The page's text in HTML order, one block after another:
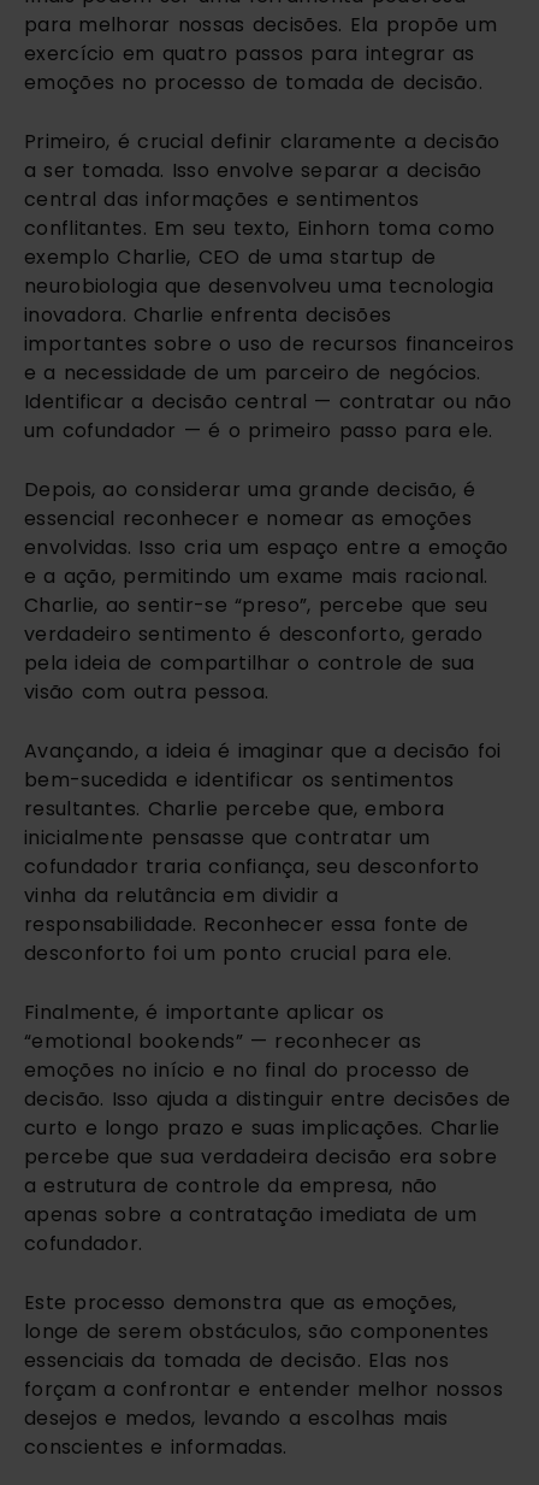
para melhorar nossas decisões. Ela propõe um
exercício em quatro passos para integrar as
emoções no processo de tomada de decisão.
Primeiro, é crucial definir claramente a decisão
a ser tomada. Isso envolve separar a decisão
central das informações e sentimentos
conflitantes. Em seu texto, Einhorn toma como
exemplo Charlie, CEO de uma startup de
neurobiologia que desenvolveu uma tecnologia
inovadora. Charlie enfrenta decisões
importantes sobre o uso de recursos financeiros
e a necessidade de um parceiro de negócios.
Identificar a decisão central — contratar ou não
um cofundador — é o primeiro passo para ele.
Depois, ao considerar uma grande decisão, é
essencial reconhecer e nomear as emoções
envolvidas. Isso cria um espaço entre a emoção
e a ação, permitindo um exame mais racional.
Charlie, ao sentir-se “preso”, percebe que seu
verdadeiro sentimento é desconforto, gerado
pela ideia de compartilhar o controle de sua
visão com outra pessoa.
Avançando, a ideia é imaginar que a decisão foi
bem-sucedida e identificar os sentimentos
resultantes. Charlie percebe que, embora
inicialmente pensasse que contratar um
cofundador traria confiança, seu desconforto
vinha da relutância em dividir a
responsabilidade. Reconhecer essa fonte de
desconforto foi um ponto crucial para ele.
Finalmente, é importante aplicar os
“emotional bookends” — reconhecer as
emoções no início e no final do processo de
decisão. Isso ajuda a distinguir entre decisões de
curto e longo prazo e suas implicações. Charlie
percebe que sua verdadeira decisão era sobre
a estrutura de controle da empresa, não
apenas sobre a contratação imediata de um
cofundador.
Este processo demonstra que as emoções,
longe de serem obstáculos, são componentes
essenciais da tomada de decisão. Elas nos
forçam a confrontar e entender melhor nossos
desejos e medos, levando a escolhas mais
conscientes e informadas.